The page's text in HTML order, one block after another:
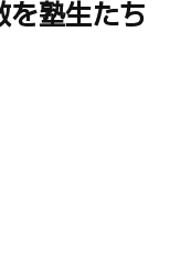
を塾生たち